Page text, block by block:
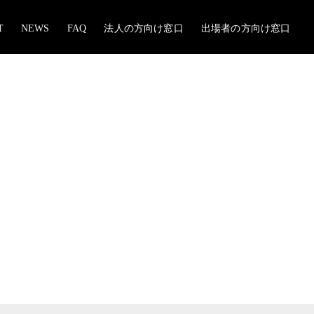
NEWS FAQ 法人の方向け窓口 出場者の方向け窓口